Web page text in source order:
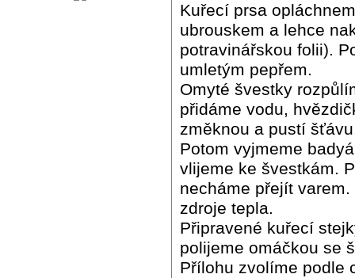
Kuřecí prsa
ubrouskem a lehce
potravinářskou folii).
umletým pepřem.
Omyté švestky
přidáme vodu,
změknou a pustí
Potom vyjmeme
vlijeme ke švestkám.
necháme přejít
zdroje tepla.
Připravené kuřecí
polijeme omáčkou se
Přílohu zvolíme podle